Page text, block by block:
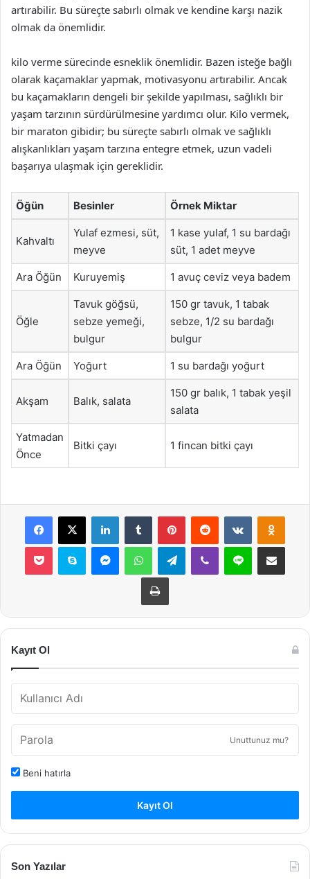
artırabilir. Bu süreçte sabırlı olmak ve kendine karşı nazik
olmak da önemlidir.
kilo verme sürecinde esneklik önemlidir. Bazen isteğe bağlı
olarak kaçamaklar yapmak, motivasyonu artırabilir. Ancak
bu kaçamakların dengeli bir şekilde yapılması, sağlıklı bir
yaşam tarzının sürdürülmesine yardımcı olur. Kilo vermek,
bir maraton gibidir; bu süreçte sabırlı olmak ve sağlıklı
alışkanlıkları yaşam tarzına entegre etmek, uzun vadeli
başarıya ulaşmak için gereklidir.
Öğün Besinler Örnek Miktar
Kahvaltı
Yulaf ezmesi, süt,
meyve
1 kase yulaf, 1 su bardağı
süt, 1 adet meyve
Ara Öğün Kuruyemiş 1 avuç ceviz veya badem
Öğle
Tavuk göğsü,
sebze yemeği,
bulgur
150 gr tavuk, 1 tabak
sebze, 1/2 su bardağı
bulgur
Ara Öğün Yoğurt 1 su bardağı yoğurt
Akşam Balık, salata
150 gr balık, 1 tabak yeşil
salata
Yatmadan
Önce
Bitki çayı 1 fincan bitki çayı
Facebook
X LinkedInTumblr PinterestReddit VKontakte
Pocket Skype MessengerWhatsAppTelegramViber Line E-Posta ile
Yazdır
Kayıt Ol
Unuttunuz mu?
Beni hatırla
Kayıt Ol
Son Yazılar